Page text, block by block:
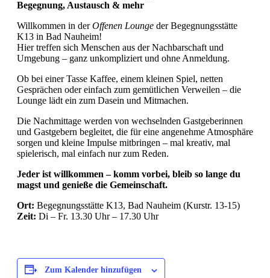
Begegnung, Austausch & mehr
Willkommen in derOffenen Lounge der Begegnungsstätte
K13 in Bad Nauheim!
Hier treffen sich Menschen aus der Nachbarschaft und
Umgebung – ganz unkompliziert und ohne Anmeldung.
Ob bei einer Tasse Kaffee, einem kleinen Spiel, netten
Gesprächen oder einfach zum gemütlichen Verweilen – die
Lounge lädt ein zum Dasein und Mitmachen.
Die Nachmittage werden von wechselnden Gastgeberinnen
und Gastgebern begleitet, die für eine angenehme Atmosphäre
sorgen und kleine Impulse mitbringen – mal kreativ, mal
spielerisch, mal einfach nur zum Reden.
Jeder ist willkommen – komm vorbei, bleib so lange du
magst und genieße die Gemeinschaft.
Ort: Begegnungsstätte K13, Bad Nauheim (Kurstr. 13-15)
Zeit: Di – Fr. 13.30 Uhr – 17.30 Uhr
Zum Kalender hinzufügen